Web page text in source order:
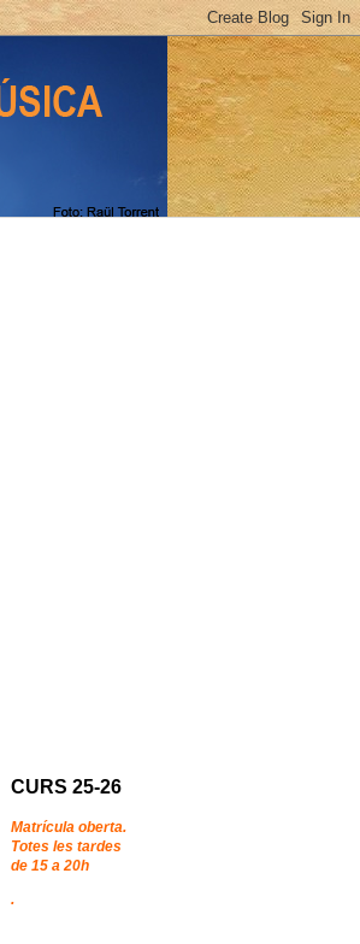
CURS 25-26
Matrícula oberta.
Totes les tardes
de 15 a 20h
.